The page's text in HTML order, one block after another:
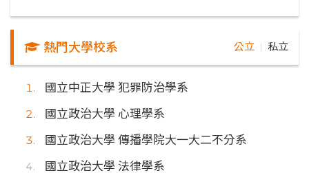
熱門大學校系 公立 私立
國立中正大學 犯罪防治學系
國立政治大學 心理學系
國立政治大學 傳播學院大一大二不分系
國立政治大學 法律學系